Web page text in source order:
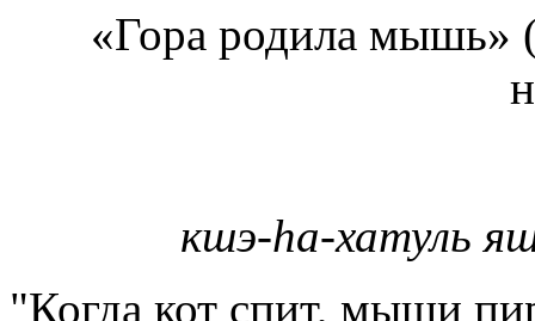
«Гора родила
кшэ-hа-хатуль
"Когда кот спит, мыши